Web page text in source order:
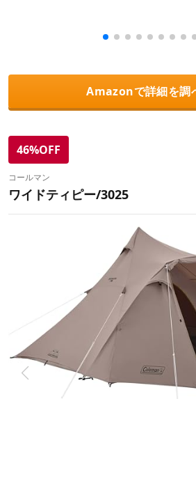
Amazonで詳細を調
46%OFF
コールマン
ワイドティピー/3025